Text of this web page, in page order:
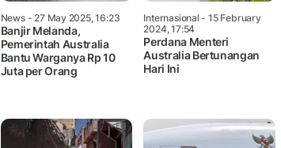
News- 27 May 2025, 16:23
Banjir Melanda,
Pemerintah Australia
Bantu Warganya Rp 10
Juta per Orang
Internasional - 15 February
2024, 17:54
Perdana Menteri
Australia Bertunangan
Hari Ini